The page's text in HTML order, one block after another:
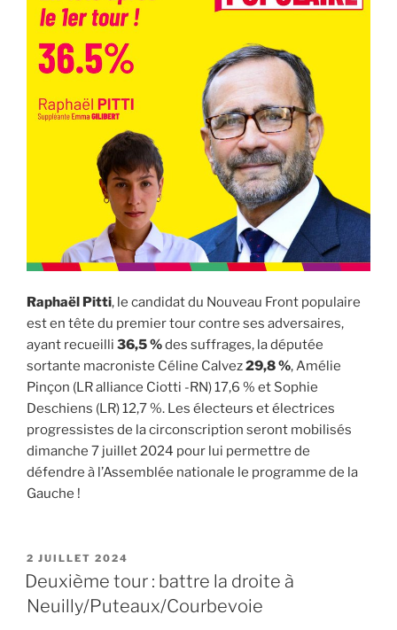
Raphaël Pitti, le candidat du Nouveau Front populaire
est en tête du premier tour contre ses adversaires,
ayant recueilli 36,5 %des suffrages, la députée
sortante macroniste Céline Calvez29,8 %, Amélie
Pinçon (LR alliance Ciotti -RN) 17,6 % et Sophie
Deschiens (LR) 12,7 %. Les électeurs et électrices
progressistes de la circonscription seront mobilisés
dimanche 7 juillet 2024 pour lui permettre de
défendre à l’Assemblée nationale le programme de la
Gauche !
PUBLIÉ
LE
2 JUILLET 2024
Deuxième tour : battre la droite à
Neuilly/Puteaux/Courbevoie